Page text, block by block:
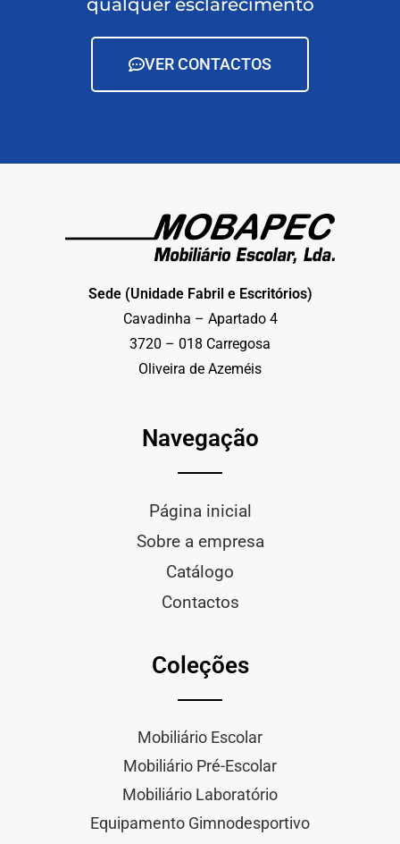
qualquer esclarecimento
VER CONTACTOS
Sede (Unidade Fabril e Escritórios)
Cavadinha – Apartado 4
3720 – 018 Carregosa
Oliveira de Azeméis
Navegação
Página inicial
Sobre a empresa
Catálogo
Contactos
Coleções
Mobiliário Escolar
Mobiliário Pré-Escolar
Mobiliário Laboratório
Equipamento Gimnodesportivo